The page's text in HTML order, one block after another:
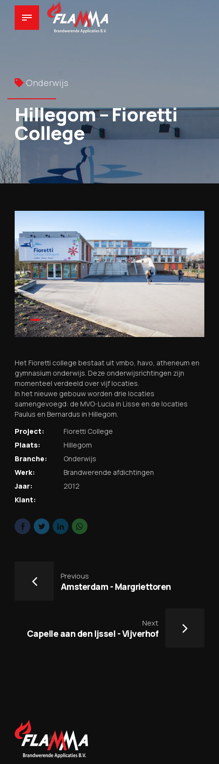
Onderwijs
Hillegom – Fioretti
College
Het Fioretti college bestaat uit vmbo, havo, atheneum en
gymnasium onderwijs. Deze onderwijsrichtingen zijn
momenteel verdeeld over vijf locaties.
In het nieuwe gebouw worden drie locaties
samengevoegd: de MVO-Lucia in Lisse en de locaties
Paulus en Bernardus in Hillegom.
Project:
Fioretti College
Plaats:
Hillegom
Branche:
Onderwijs
Werk:
Brandwerende afdichtingen
Jaar:
2012
Klant:
Previous
Amsterdam - Margriettoren
Next
Capelle aan den Ijssel - Vijverhof